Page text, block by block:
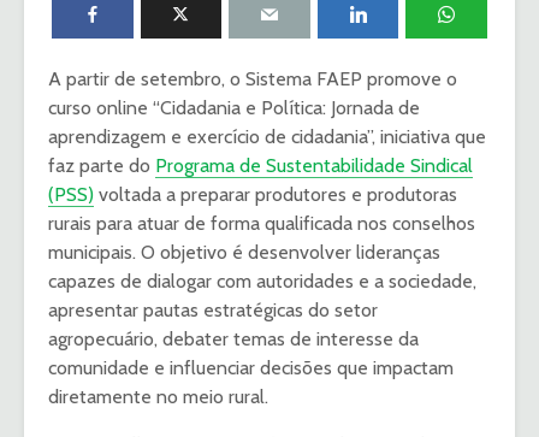
A partir de setembro, o Sistema FAEP promove o
curso online “Cidadania e Política: Jornada de
aprendizagem e exercício de cidadania”, iniciativa que
faz parte do Programa de Sustentabilidade Sindical
(PSS) voltada a preparar produtores e produtoras
rurais para atuar de forma qualificada nos conselhos
municipais. O objetivo é desenvolver lideranças
capazes de dialogar com autoridades e a sociedade,
apresentar pautas estratégicas do setor
agropecuário, debater temas de interesse da
comunidade e influenciar decisões que impactam
diretamente no meio rural.